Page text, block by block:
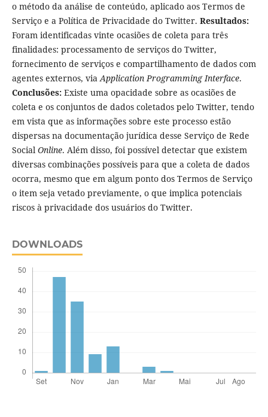
o método da análise de conteúdo, aplicado aos Termos de
Serviço e a Política de Privacidade do Twitter. Resultados:
Foram identificadas vinte ocasiões de coleta para três
finalidades: processamento de serviços do Twitter,
fornecimento de serviços e compartilhamento de dados com
agentes externos, viaApplication Programming Interface.
Conclusões: Existe uma opacidade sobre as ocasiões de
coleta e os conjuntos de dados coletados pelo Twitter, tendo
em vista que as informações sobre este processo estão
dispersas na documentação jurídica desse Serviço de Rede
Social Online. Além disso, foi possível detectar que existem
diversas combinações possíveis para que a coleta de dados
ocorra, mesmo que em algum ponto dos Termos de Serviço
o item seja vetado previamente, o que implica potenciais
riscos à privacidade dos usuários do Twitter.
DOWNLOADS